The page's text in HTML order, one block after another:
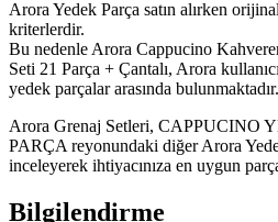
Arora Yedek Parça satın alırken
kriterlerdir.
Bu nedenle Arora Cappucino
Seti 21 Parça + Çantalı, Arora
yedek parçalar arasında bulunmaktadır.
Arora Grenaj Setleri, CAPPUCINO
PARÇA reyonundaki diğer Arora
inceleyerek ihtiyacınıza en uygun
Bilgilendirme